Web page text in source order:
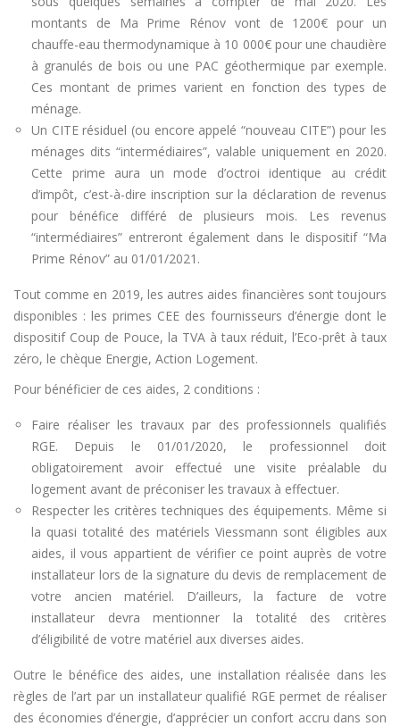
montants de Ma Prime Rénov vont de 1200€ pour un
chauffe-eau thermodynamique à 10 000€ pour une chaudière
à granulés de bois ou une PAC géothermique par exemple.
Ces montant de primes varient en fonction des types de
ménage.
Un CITE résiduel (ou encore appelé “nouveau CITE”) pour les
ménages dits “intermédiaires”, valable uniquement en 2020.
Cette prime aura un mode d’octroi identique au crédit
d’impôt, c’est-à-dire inscription sur la déclaration de revenus
pour bénéfice différé de plusieurs mois. Les revenus
“intermédiaires” entreront également dans le dispositif “Ma
Prime Rénov” au 01/01/2021.
Tout comme en 2019, les autres aides financières sont toujours
disponibles : les primes CEE des fournisseurs d’énergie dont le
dispositif Coup de Pouce, la TVA à taux réduit, l’Eco-prêt à taux
zéro, le chèque Energie, Action Logement.
Pour bénéficier de ces aides, 2 conditions :
Faire réaliser les travaux par des professionnels qualifiés
RGE. Depuis le 01/01/2020, le professionnel doit
obligatoirement avoir effectué une visite préalable du
logement avant de préconiser les travaux à effectuer.
Respecter les critères techniques des équipements. Même si
la quasi totalité des matériels Viessmann sont éligibles aux
aides, il vous appartient de vérifier ce point auprès de votre
installateur lors de la signature du devis de remplacement de
votre ancien matériel. D’ailleurs, la facture de votre
installateur devra mentionner la totalité des critères
d’éligibilité de votre matériel aux diverses aides.
Outre le bénéfice des aides, une installation réalisée dans les
règles de l’art par un installateur qualifié RGE permet de réaliser
des économies d’énergie, d’apprécier un confort accru dans son